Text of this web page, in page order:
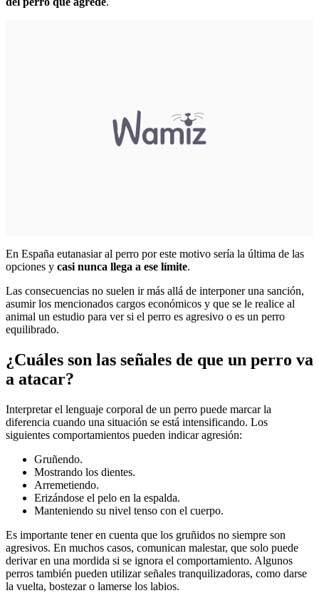
En España eutanasiar al perro por este motivo sería la última de las
opciones y casi nunca llega a ese límite.
Las consecuencias no suelen ir más allá de interponer una sanción,
asumir los mencionados cargos económicos y que se le realice al
animal un estudio para ver si el perro es agresivo o es un perro
equilibrado.
¿Cuáles son las señales de que un perro va
a atacar?
Interpretar el lenguaje corporal de un perro puede marcar la
diferencia cuando una situación se está intensificando. Los
siguientes comportamientos pueden indicar agresión:
Gruñendo.
Mostrando los dientes.
Arremetiendo.
Erizándose el pelo en la espalda.
Manteniendo su nivel tenso con el cuerpo.
Es importante tener en cuenta que los gruñidos no siempre son
agresivos. En muchos casos, comunican malestar, que solo puede
derivar en una mordida si se ignora el comportamiento. Algunos
perros también pueden utilizar señales tranquilizadoras, como darse
la vuelta, bostezar o lamerse los labios.